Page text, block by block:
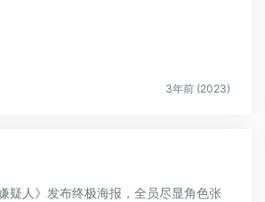
3年前 (2023)
疑人》发布终极海报，全员尽显角色张